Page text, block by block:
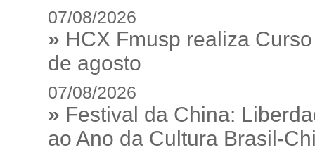
07/08/2026
» HCX Fmusp realiza
de agosto
07/08/2026
» Festival da China:
ao Ano da Cultura Brasil-